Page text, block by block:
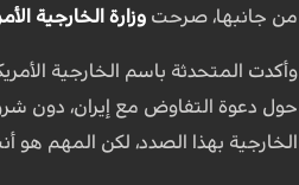
من جانبها، صرحت وزارة الخارجية
وأكدت المتحدثة باسم الخارجية
حول دعوة التفاوض مع إيران، دون
الخارجية بهذا الصدد، لكن المهم هو